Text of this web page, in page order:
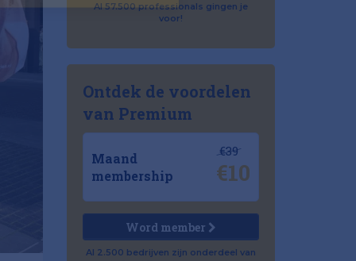
Al 57.500 professionals gingen je
voor!
Ontdek de voordelen
van Premium
Maand
membership
€39
€10
Word member
Al 2.500 bedrijven zijn onderdeel van